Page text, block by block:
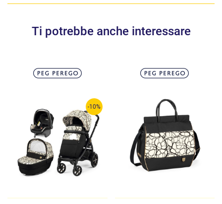
Ti potrebbe anche interessare
-10%